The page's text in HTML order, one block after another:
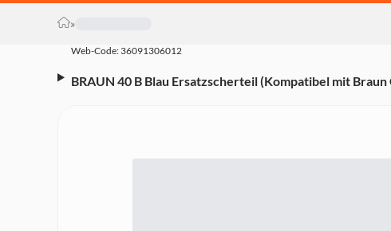
»
Web-Code: 36091306012
BRAUN 40 B Blau Ersatzscherteil (Kompatibel mit Braun